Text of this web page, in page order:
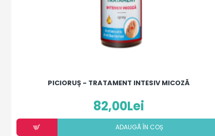
PICIORUȘ - TRATAMENT INTESIV MICOZĂ
82,00Lei
ADAUGÃ ÎN COȘ